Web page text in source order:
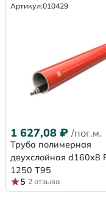
Артикул:010429
1 627,08 ₽ /пог.м.
Труба полимерная
двухслойная d160x8
1250 Т95
5 2 отзыва